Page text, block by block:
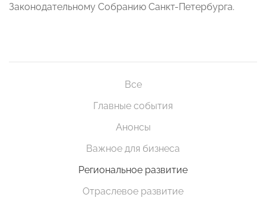
Законодательному Собранию Санкт-Петербурга.
Все
Главные события
Анонсы
Важное для бизнеса
Региональное развитие
Отраслевое развитие